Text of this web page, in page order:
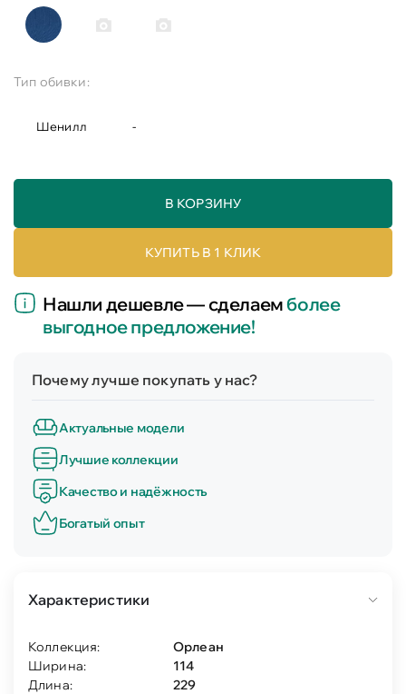
Тип обивки:
Шенилл -
В КОРЗИНУ
КУПИТЬ В 1 КЛИК
Нашли дешевле — сделаемболее
выгодное предложение!
Почему лучше покупать у нас?
Актуальные модели
Лучшие коллекции
Качество и надёжность
Богатый опыт
Характеристики
Коллекция:
Орлеан
Ширина:
114
Длина:
229